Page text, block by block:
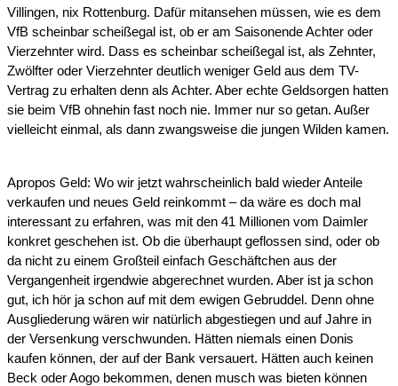
Villingen, nix Rottenburg. Dafür mitansehen müssen, wie es dem
VfB scheinbar scheißegal ist, ob er am Saisonende Achter oder
Vierzehnter wird. Dass es scheinbar scheißegal ist, als Zehnter,
Zwölfter oder Vierzehnter deutlich weniger Geld aus dem TV-
Vertrag zu erhalten denn als Achter. Aber echte Geldsorgen hatten
sie beim VfB ohnehin fast noch nie. Immer nur so getan. Außer
vielleicht einmal, als dann zwangsweise die jungen Wilden kamen.
Apropos Geld: Wo wir jetzt wahrscheinlich bald wieder Anteile
verkaufen und neues Geld reinkommt – da wäre es doch mal
interessant zu erfahren, was mit den 41 Millionen vom Daimler
konkret geschehen ist. Ob die überhaupt geflossen sind, oder ob
da nicht zu einem Großteil einfach Geschäftchen aus der
Vergangenheit irgendwie abgerechnet wurden. Aber ist ja schon
gut, ich hör ja schon auf mit dem ewigen Gebruddel. Denn ohne
Ausgliederung wären wir natürlich abgestiegen und auf Jahre in
der Versenkung verschwunden. Hätten niemals einen Donis
kaufen können, der auf der Bank versauert. Hätten auch keinen
Beck oder Aogo bekommen, denen musch was bieten können